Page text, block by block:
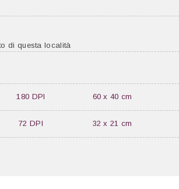
di questa località
180 DPI 60 x 40 cm
72 DPI 32 x 21 cm